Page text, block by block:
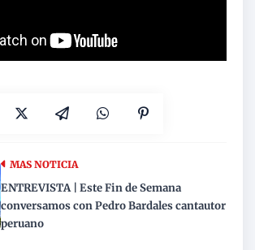
MAS NOTICIA
ENTREVISTA | Este Fin de Semana
conversamos con Pedro Bardales cantautor
peruano